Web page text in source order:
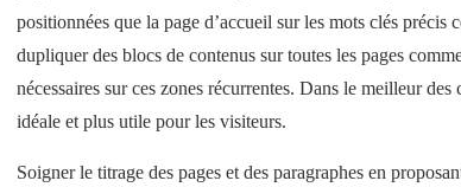
positionnées que la page d’accueil sur les mots clés
dupliquer des blocs de contenus sur toutes les pages
nécessaires sur ces zones récurrentes. Dans le meilleur
idéale et plus utile pour les visiteurs.
Soigner le titrage des pages et des paragraphes en